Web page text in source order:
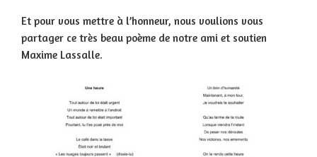
Et pour vous mettre à l’honneur, nous voulions vous
partager ce très beau poème de notre ami et soutien
Maxime Lassalle.